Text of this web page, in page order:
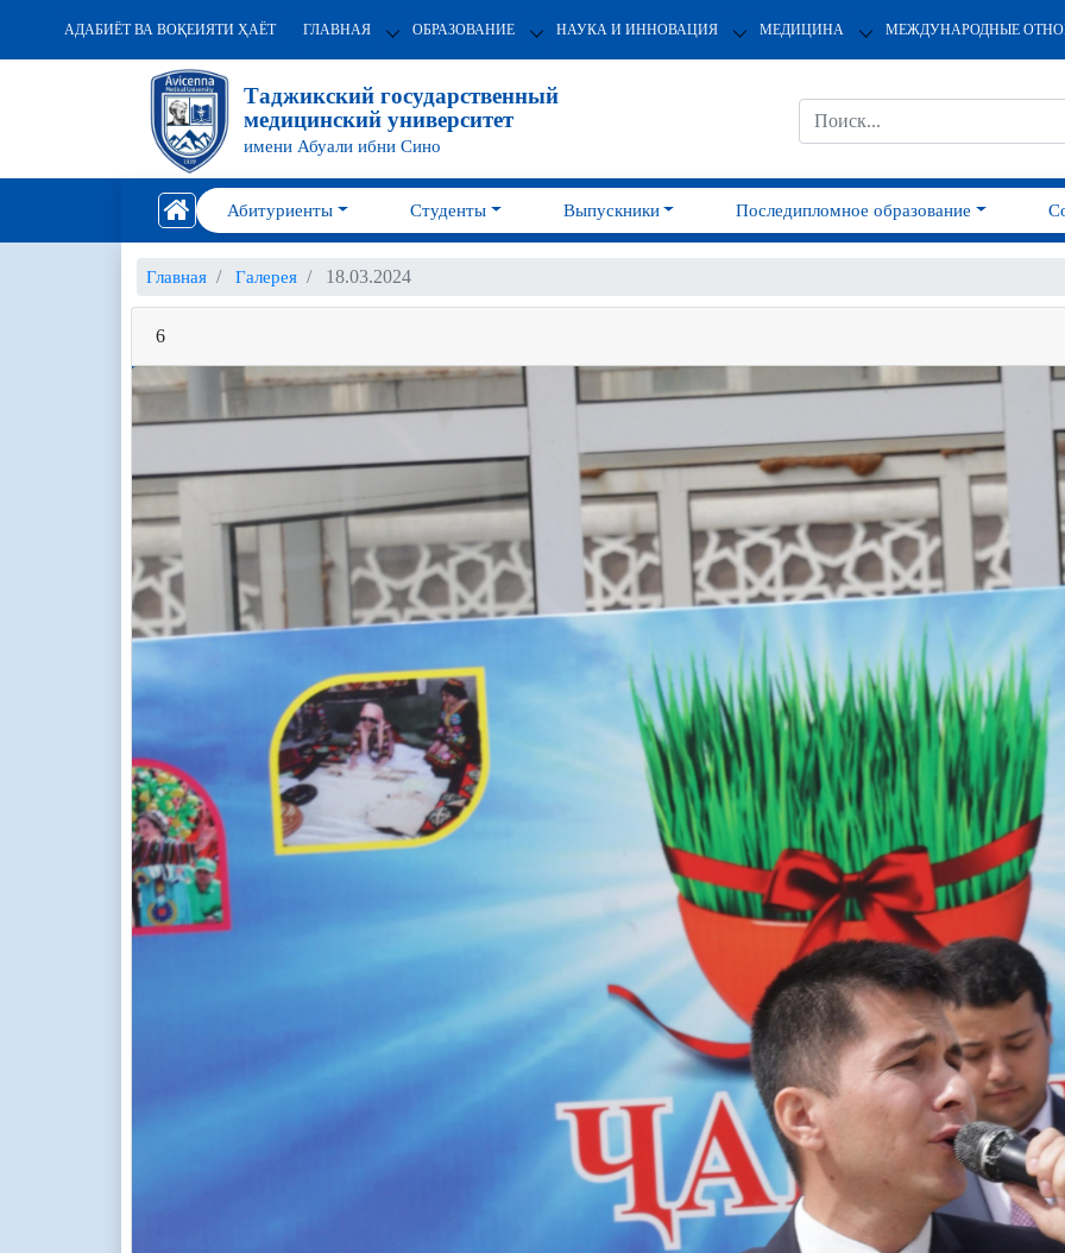
АДАБИЁТ ВА ВОҚЕИЯТИ ҲАЁТ ГЛАВНАЯ ОБРАЗОВАНИЕ НАУКА И ИННОВАЦИЯ МЕДИЦИНА МЕЖДУНАРОДНЫЕ
Таджикский государственный
медицинский университет
имени Абуали ибни Сино
Абитуриенты Студенты Выпускники Последипломное образование
Главная Галерея 18.03.2024
6